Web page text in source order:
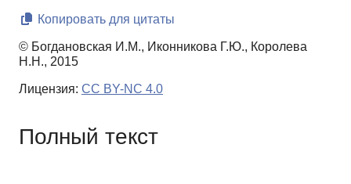
Копировать для цитаты
© Богдановская И.М., Иконникова Г.Ю., Королева
Н.Н., 2015
Лицензия: CC BY-NC 4.0
Полный текст